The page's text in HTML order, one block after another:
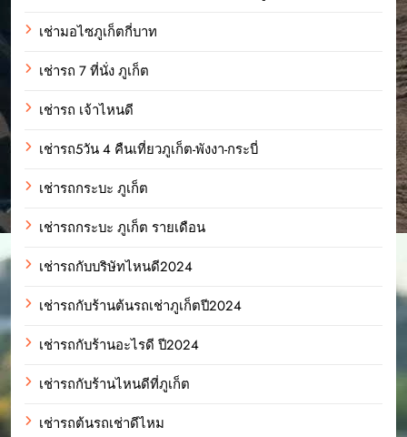
เช่ามอไซภูเก็ตกี่บาท
เช่ารถ 7 ที่นั่ง ภูเก็ต
เช่ารถ เจ้าไหนดี
เช่ารถ5วัน 4 คืนเที่ยวภูเก็ต-พังงา-กระบี่
เช่ารถกระบะ ภูเก็ต
เช่ารถกระบะ ภูเก็ต รายเดือน
เช่ารถกับบริษัทไหนดี2024
เช่ารถกับร้านต้นรถเช่าภูเก็ตปี2024
เช่ารถกับร้านอะไรดี ปี2024
เช่ารถกับร้านไหนดีที่ภูเก็ต
เช่ารถต้นรถเช่าดีไหม